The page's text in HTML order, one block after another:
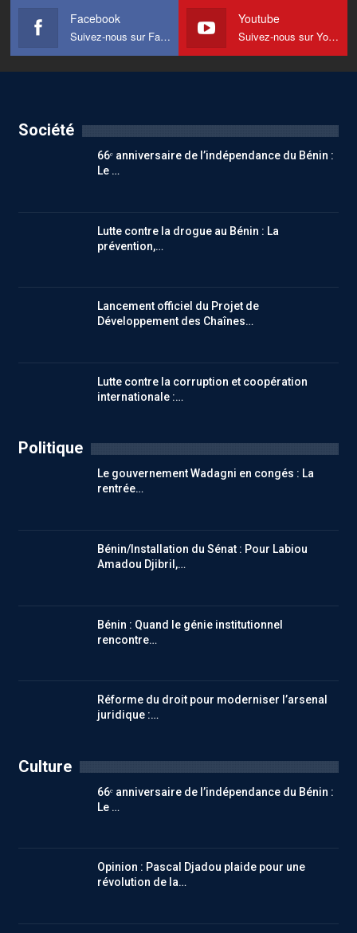
Facebook
Suivez-nous sur Facebook
Youtube
Suivez-nous sur Youtube
Société
66ᵉ anniversaire de l’indépendance du Bénin :
Le …
Lutte contre la drogue au Bénin : La
prévention,…
Lancement officiel du Projet de
Développement des Chaînes…
Lutte contre la corruption et coopération
internationale :…
Politique
Le gouvernement Wadagni en congés : La
rentrée…
Bénin/Installation du Sénat : Pour Labiou
Amadou Djibril,…
Bénin : Quand le génie institutionnel
rencontre…
Réforme du droit pour moderniser l’arsenal
juridique :…
Culture
66ᵉ anniversaire de l’indépendance du Bénin :
Le …
Opinion : Pascal Djadou plaide pour une
révolution de la…